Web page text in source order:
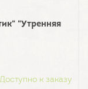
"Утренняя
Доступно к заказу